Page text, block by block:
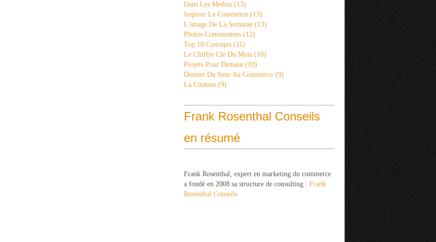
Dans Les Medias (13)
Inspirer Le Commerce (13)
L'image De La Semaine (13)
Photos Commentées (12)
Top 10 Concepts (11)
Le Chiffre Clé Du Mois (10)
Projets Pour Demain (10)
Donner Du Sens Au Commerce (9)
La Citation (9)
Frank Rosenthal Conseils
en résumé
Frank Rosenthal, expert en marketing du commerce
a fondé en 2008 sa structure de consulting : Frank
Rosenthal Conseils.